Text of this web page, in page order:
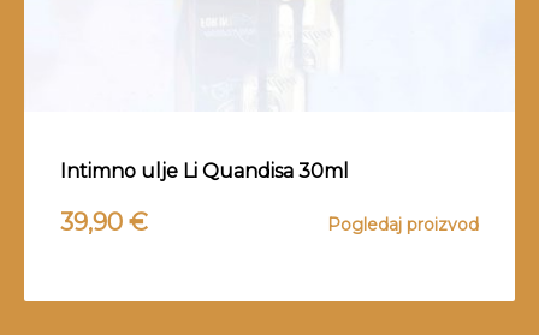
Intimno ulje Li Quandisa 30ml
39,90 € Pogledaj proizvod